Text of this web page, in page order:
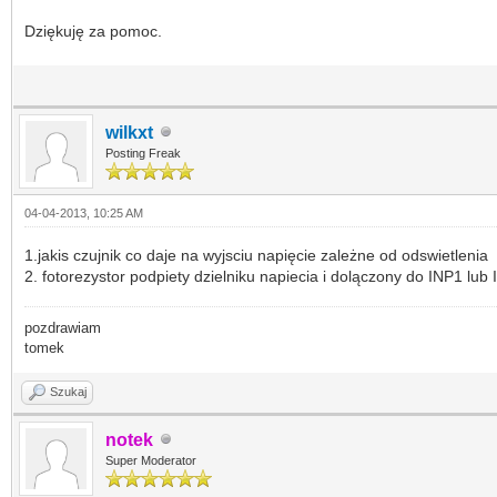
Dziękuję za pomoc.
wilkxt
Posting Freak
04-04-2013, 10:25 AM
1.jakis czujnik co daje na wyjsciu napięcie zależne od odswietlenia
2. fotorezystor podpiety dzielniku napiecia i dolączony do INP1 lub
pozdrawiam
tomek
Szukaj
notek
Super Moderator